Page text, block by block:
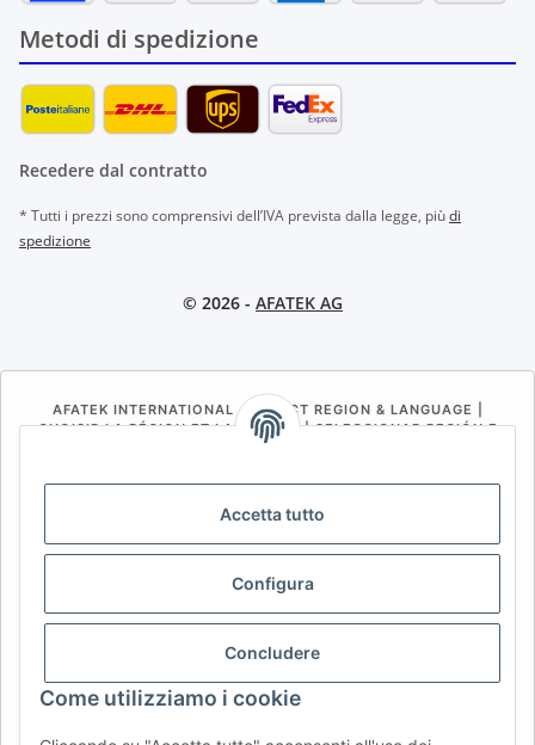
Accetta tutto
Configura
Concludere
Come utilizziamo i cookie
Metodi di spedizione
Recedere dal contratto
* Tutti i prezzi sono comprensivi dell’IVA prevista dalla legge, piùdi
spedizione
© 2026 - AFATEK AG
AFATEK INTERNATIONAL – SELECT REGION & LANGUAGE |
CHOISIR LA RÉGION ET LA LANGUE | SELECCIONAR REGIÓN E
IDIOMA
ES
UK NZ USA MX PT
CZ
RO